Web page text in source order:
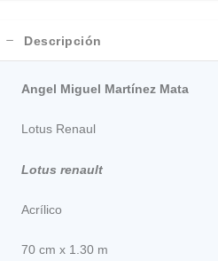
Descripción
Angel Miguel Martínez Mata
Lotus Renaul
Lotus renault
Acrílico
70 cm x 1.30 m